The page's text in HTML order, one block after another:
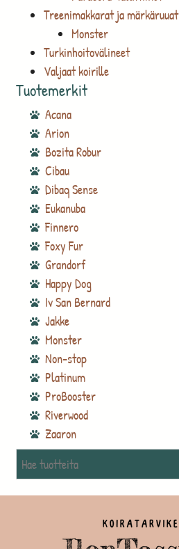
Treenimakkarat ja märkäruuat
Monster
Turkinhoitovälineet
Valjaat koirille
Tuotemerkit
Acana
Arion
Bozita Robur
Cibau
Dibaq Sense
Eukanuba
Finnero
Foxy Fur
Grandorf
Happy Dog
Iv San Bernard
Jakke
Monster
Non-stop
Platinum
ProBooster
Riverwood
Zaaron